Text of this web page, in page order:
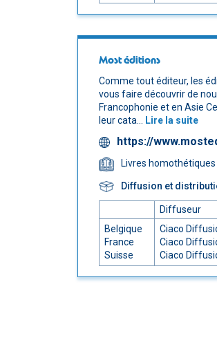
Most éditions
Comme tout éditeur, les
vous faire découvrir de
Francophonie et en Asie
leur cata...
Lire la suite
https://
Livres homothétiques
Diffusion et
Diffuseur
Belgique
Ciaco
France
Ciaco
Suisse
Ciaco